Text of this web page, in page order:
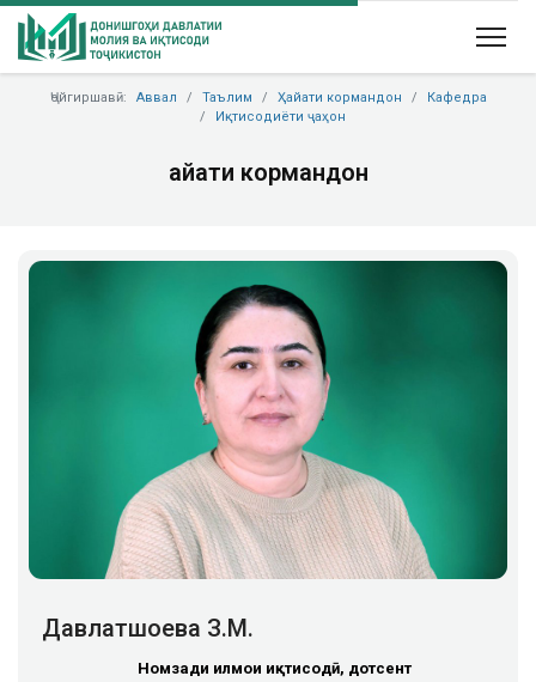
Ҷойгиршавӣ: Аввал Таълим Ҳайати кормандон
Кафедра
Иқтисодиёти ҷаҳон
Ҳайати кормандон
Давлатшоева З.М.
Номзади илмҳои иқтисодӣ, дотсент